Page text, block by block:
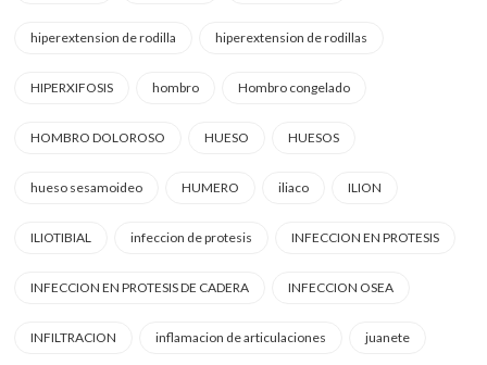
hiperextension de rodilla hiperextension de rodillas
HIPERXIFOSIS hombro Hombro congelado
HOMBRO DOLOROSO HUESO HUESOS
hueso sesamoideo HUMERO iliaco ILION
ILIOTIBIAL infeccion de protesis INFECCION EN PROTESIS
INFECCION EN PROTESIS DE CADERA INFECCION OSEA
INFILTRACION inflamacion de articulaciones juanete